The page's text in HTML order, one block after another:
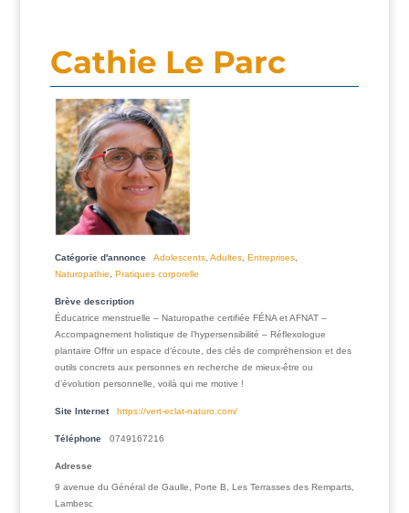
Cathie Le Parc
Catégorie d'annonce Adolescents, Adultes, Entreprises,
Naturopathie
Pratiques corporelle
Brève description
Éducatrice menstruelle – Naturopathe certifiée FÉNA et AFNAT –
Accompagnement holistique de l’hypersensibilité – Réflexologue
plantaire Offrir un espace d’écoute, des clés de compréhension et des
outils concrets aux personnes en recherche de mieux-être ou
d’évolution personnelle, voilà qui me motive !
Site Internet https://vert-eclat-naturo.com/
Téléphone 0749167216
Adresse
9 avenue du Général de Gaulle, Porte B, Les Terrasses des Remparts,
Lambesc